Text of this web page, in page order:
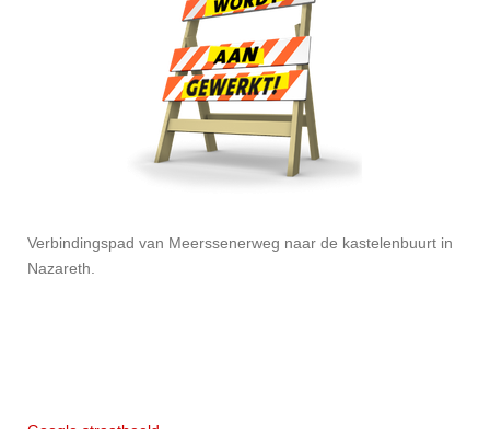
Verbindingspad van Meerssenerweg naar de kastelenbuurt in
Nazareth.